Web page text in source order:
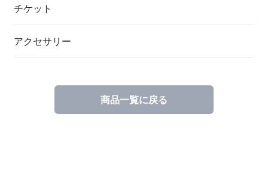
チケット
アクセサリー
商品一覧に戻る